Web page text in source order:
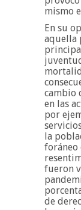
mismo
En su
aquella
cambio
en las
por
la
foráneo
fueron
de